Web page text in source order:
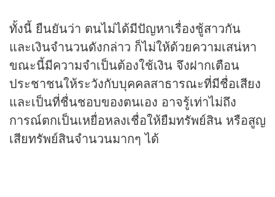
ทั้งนี้ ยืนยันว่า ตนไม่ได้มีปัญหาเรื่องชู้สาวกัน
และเงินจำนวนดังกล่าว ก็ไม่ให้ด้วยความเสน่หา
ขณะนี้มีความจำเป็นต้องใช้เงิน จึงฝากเตือน
ประชาชนให้ระวังกับบุคคลสาธารณะที่มีชื่อเสียง
และเป็นที่ชื่นชอบของตนเอง อาจรู้เท่าไม่ถึง
การณ์ตกเป็นเหยื่อหลงเชื่อให้ยืมทรัพย์สิน หรือสูญ
เสียทรัพย์สินจำนวนมากๆ ได้